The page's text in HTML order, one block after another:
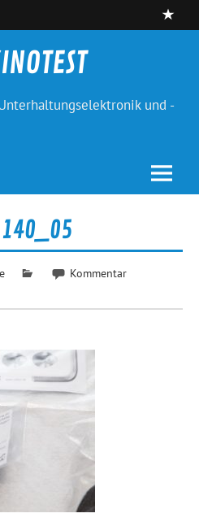
und -
Kommentar